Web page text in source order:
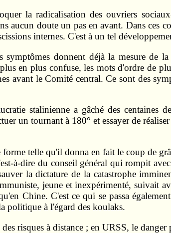
la radicalisation des ouvriers
aucun doute un pas en avant. Dans ces
internes. C'est à un tel
donnent déjà la mesure de
en plus confuse, les mots d'ordre de
avant le Comité central. Ce sont des
stalinienne a gâché des centaines
un tournant à 180° et essayer de
telle qu'il donna en fait le coup de
à-dire du conseil général qui rompit
la dictature de la catastrophe
jeune et inexpérimenté, suivait
Chine. C'est ce qui se passa
politique à l'égard des koulaks.
risques à distance ; en URSS, le